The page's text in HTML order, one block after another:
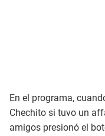
En el programa,
Chechito si tuvo un
amigos presionó el